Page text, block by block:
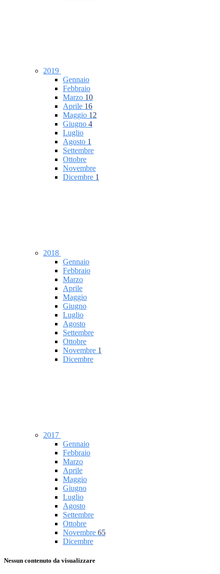
2019
Gennaio
Febbraio
Marzo 10
Aprile 16
Maggio 12
Giugno 4
Luglio
Agosto 1
Settembre
Ottobre
Novembre
Dicembre 1
2018
Gennaio
Febbraio
Marzo
Aprile
Maggio
Giugno
Luglio
Agosto
Settembre
Ottobre
Novembre 1
Dicembre
2017
Gennaio
Febbraio
Marzo
Aprile
Maggio
Giugno
Luglio
Agosto
Settembre
Ottobre
Novembre 65
Dicembre
Nessun contenuto da visualizzare